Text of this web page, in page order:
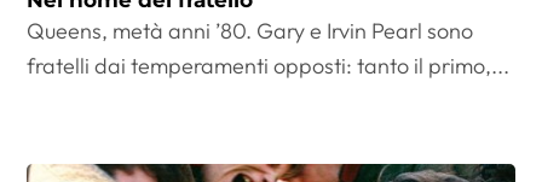
Queens, metà anni ’80. Gary e Irvin Pearl sono
fratelli dai temperamenti opposti: tanto il primo,...